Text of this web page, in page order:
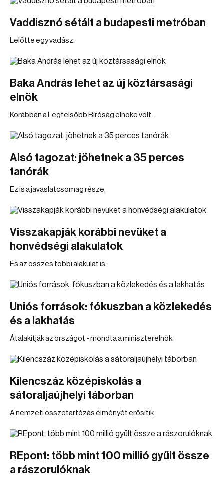
Vaddisznó sétált a budapesti metróban
Lelőtte egy vadász.
Baka András lehet az új köztársasági
elnök
Korábban a Legfelsőbb Bíróság elnöke volt.
Alsó tagozat: jöhetnek a 35 perces
tanórák
Ez is a javaslatcsomag része.
Visszakapják korábbi nevüket a
honvédségi alakulatok
És az összes többi alakulat is.
Uniós források: fókuszban a közlekedés
és a lakhatás
Átalakítják az országot - mondta a miniszterelnök.
Kilencszáz középiskolás a
sátoraljaújhelyi táborban
A nemzeti összetartózás élményét erősítik.
REpont: több mint 100 millió gyűlt össze
a rászorulóknak